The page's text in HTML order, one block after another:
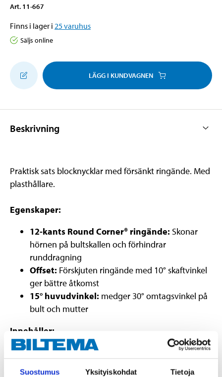
Suostumus Yksityiskohdat Tietoja
Art. 11-667
Finns i lager i 25varuhus
Säljs online
LÄGG I KUNDVAGNEN
Beskrivning
Praktisk sats blocknycklar med försänkt ringände. Med
plasthållare.
Egenskaper:
12-kants Round Corner® ringände: Skonar
hörnen på bultskallen och förhindrar
runddragning
Offset: Förskjuten ringände med 10° skaftvinkel
ger bättre åtkomst
15° huvudvinkel: medger 30° omtagsvinkel på
bult och mutter
Innehåller:
9 st. blocknycklar 10–19 mm:
10, 11, 12, 13, 14, 15,
16, 17 och 19 mm.